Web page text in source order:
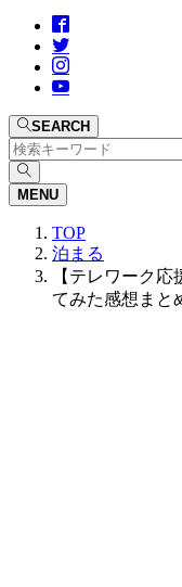
SEARCH
MENU
TOP
泊まる
【テレワーク
てみた感想まと